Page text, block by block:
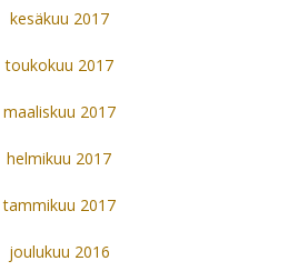
kesäkuu 2017
toukokuu 2017
maaliskuu 2017
helmikuu 2017
tammikuu 2017
joulukuu 2016